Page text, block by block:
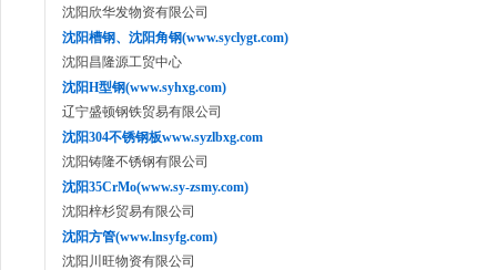
沈阳欣华发物资有限公司
沈阳槽钢、沈阳角钢(www.syclygt.com)
沈阳昌隆源工贸中心
沈阳H型钢(www.syhxg.com)
辽宁盛顿钢铁贸易有限公司
沈阳304不锈钢板www.syzlbxg.com
沈阳铸隆不锈钢有限公司
沈阳35CrMo(www.sy-zsmy.com)
沈阳梓杉贸易有限公司
沈阳方管(www.lnsyfg.com)
沈阳川旺物资有限公司